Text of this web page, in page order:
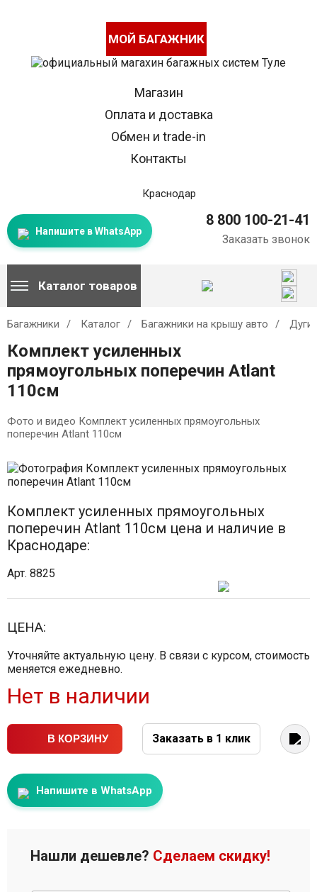
МОЙ БАГАЖНИК
Магазин
Оплата и доставка
Обмен и trade-in
Контакты
Краснодар
Напишите в WhatsApp
8 800 100-21-41
Заказать звонок
Каталог товаров
Багажники Каталог Багажники на крышу авто Дуги
Комплект усиленных
прямоугольных поперечин Atlant
110см
Фото и видео Комплект усиленных прямоугольных
поперечин Atlant 110см
Комплект усиленных прямоугольных
поперечин Atlant 110см цена и наличие в
Краснодаре:
Арт. 8825
ЦЕНА:
Уточняйте актуальную цену. В связи с курсом, стоимость
меняется ежедневно.
Нет в наличии
В КОРЗИНУ Заказать в 1 клик
Напишите в WhatsApp
Нашли дешевле? Сделаем скидку!